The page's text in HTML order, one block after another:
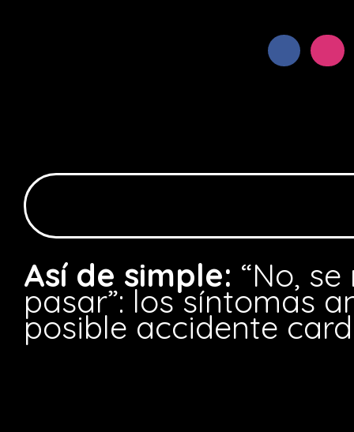
Así de simple: “No,
pasar”: los síntomas
posible accidente